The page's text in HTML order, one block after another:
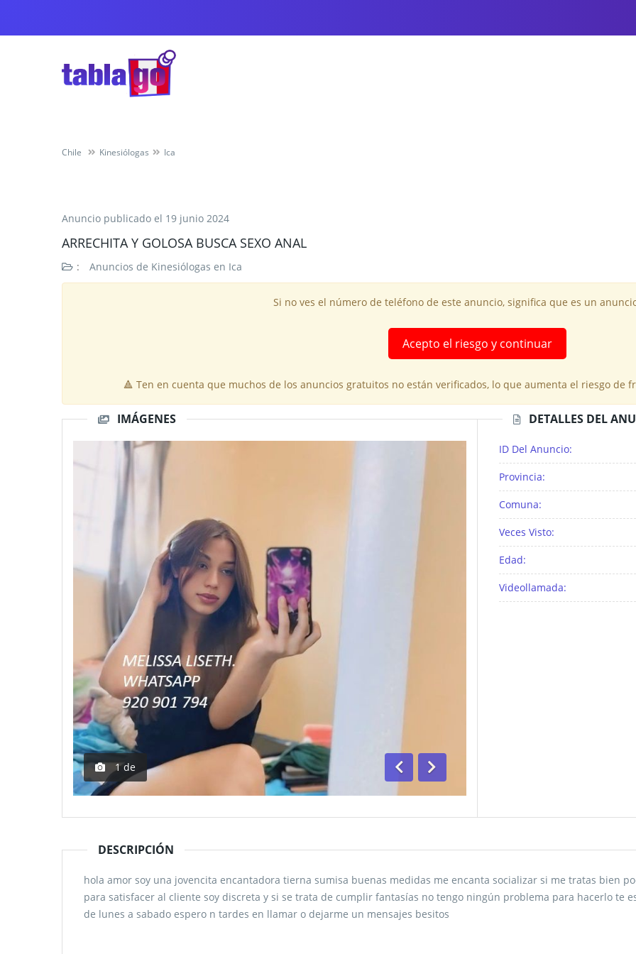
Chile Kinesiólogas Ica
Anuncio publicado el 19 junio 2024
ARRECHITA Y GOLOSA BUSCA SEXO ANAL
: Anuncios de Kinesiólogas en Ica
Si no ves el número de teléfono de este anuncio, significa que es un
Acepto el riesgo y continuar
🔺 Ten en cuenta que muchos de los anuncios gratuitos no están verificados, lo que aumenta el riesgo de
IMÁGENES
1 de
AnteriorSiguiente
DETALLES DEL
ID Del Anuncio:
Provincia:
Comuna:
Veces Visto:
Edad:
Videollamada:
DESCRIPCIÓN
hola amor soy una jovencita encantadora tierna sumisa buenas medidas me encanta socializar si me tratas bien
para satisfacer al cliente soy discreta y si se trata de cumplir fantasías no tengo ningún problema para hacerlo te
de lunes a sabado espero n tardes en llamar o dejarme un mensajes besitos